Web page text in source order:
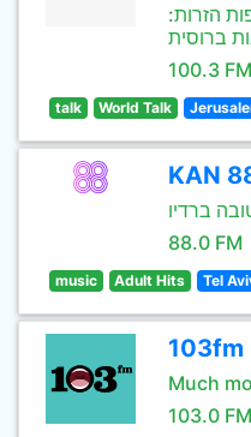
הזרות:
ברוסית
100.3 FM
talk World Talk
ברדיו
88.0 FM
music Adult Hits Tel
103fm
Much
103.0 FM